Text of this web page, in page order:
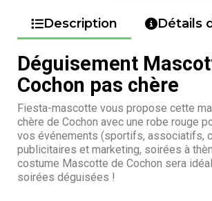
Description Détails
Déguisement
Cochon pas chère
Fiesta-mascotte vous propose cette
chère de Cochon avec une robe rouge
vos événements (sportifs, associatifs,
publicitaires et marketing, soirées à
costume Mascotte de Cochon sera
soirées déguisées !